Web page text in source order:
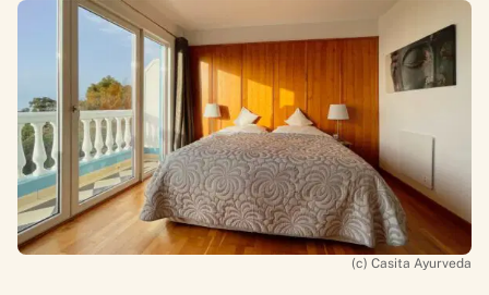
(c) Casita Ayurveda